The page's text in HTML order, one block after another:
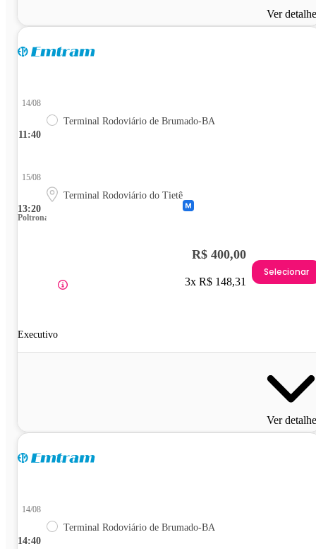
Ver
11:40
14/08
Terminal Rodoviário de Brumado-BA
13:20
15/08
Terminal Rodoviário do Tietê
Poltrona
Executivo
R$ 400,00
3x R$ 148,31
Selecionar
Ver
14:40
14/08
Terminal Rodoviário de Brumado-BA